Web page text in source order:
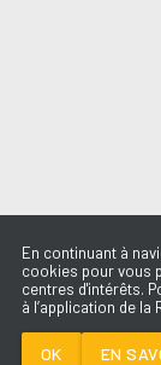
En continuant à
cookies pour vous
centres d'intérêts.
à l’application de la
OK EN